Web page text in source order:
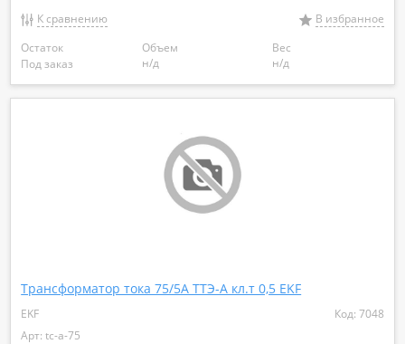
К сравнению
В избранное
Остаток
Под заказ
Объем
н/д
Вес
н/д
Трансформатор тока 75/5А ТТЭ-А кл.т 0,5 EKF
EKF
Код: 7048
Арт: tc-a-75